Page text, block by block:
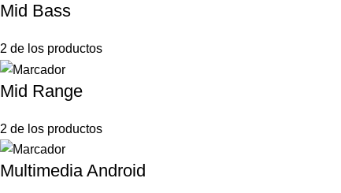
Mid Bass
2 de los productos
Mid Range
2 de los productos
Multimedia Android